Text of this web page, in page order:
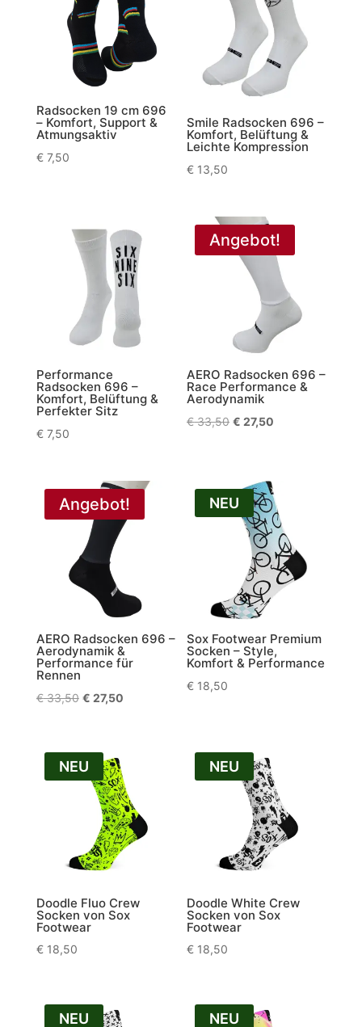
Radsocken 19 cm 696
– Komfort, Support &
Atmungsaktiv
€7,50
Smile Radsocken 696 –
Komfort, Belüftung &
Leichte Kompression
€ 13,50
Performance
Radsocken 696 –
Komfort, Belüftung &
Perfekter Sitz
€7,50
Angebot!
AERO Radsocken 696 –
Race Performance &
Aerodynamik
€33,50 Ursprünglicher
€ 33,50
€ 27,50
Angebot!
AERO Radsocken 696 –
Aerodynamik &
Performance für
Rennen
€33,50 Ursprünglicher
€ 33,50
€ 27,50Aktueller
NEU
Sox Footwear Premium
Socken – Style,
Komfort & Performance
€ 18,50
NEU
Doodle Fluo Crew
Socken von Sox
Footwear
€18,50
NEU
Doodle White Crew
Socken von Sox
Footwear
€ 18,50
NEU NEU